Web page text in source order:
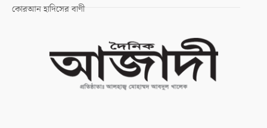
কোরআন হাদিসের বাণী